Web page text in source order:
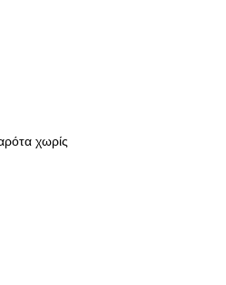
χωρίς